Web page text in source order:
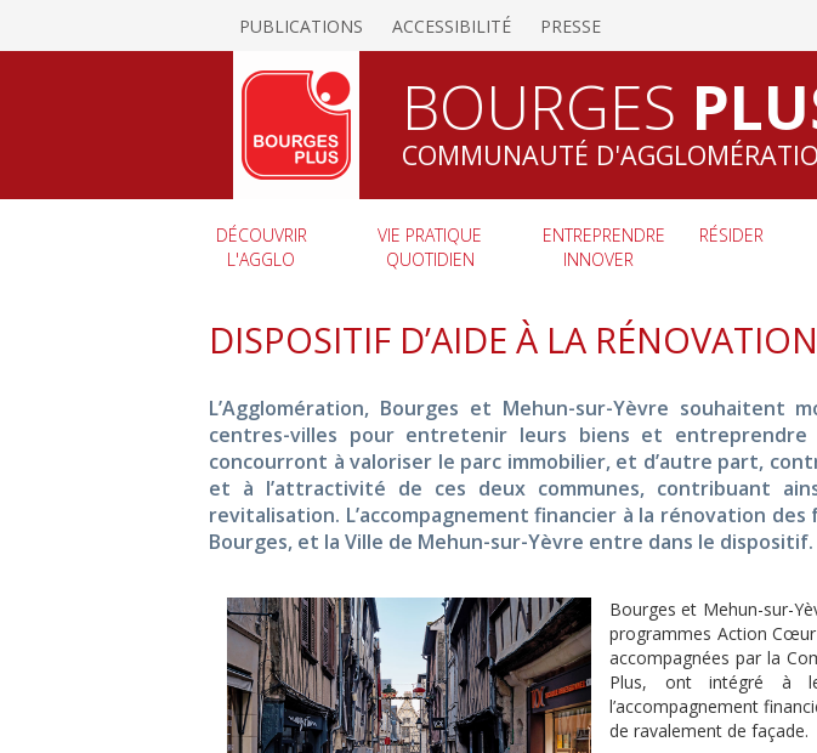
PUBLICATIONS ACCESSIBILITÉ PRESSE
BOURGES
COMMUNAUTÉ
DÉCOUVRIR
L'AGGLO
VIE PRATIQUE
QUOTIDIEN
ENTREPRENDRE
INNOVER
RÉSIDER
DISPOSITIF D’AIDE À LA
L’Agglomération, Bourges et Mehun-sur-Yèvre souhaitent
centres-villes pour entretenir leurs biens et entreprendre
concourront à valoriser le parc immobilier, et d’autre part,
et à l’attractivité de ces deux communes, contribuant
revitalisation. L’accompagnement financier à la rénovation des
Bourges, et la Ville de Mehun-sur-Yèvre entre dans le dispositif.
Bourges et Mehun-sur-
programmes Action
accompagnées par la
Plus, ont intégré à
l’accompagnement
de ravalement de façade.